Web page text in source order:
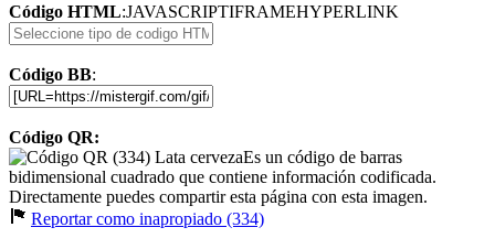
Código HTML:JAVASCRIPTIFRAMEHYPERLINK
Código BB:
Código QR:
Es un código de barras
bidimensional cuadrado que contiene información codificada.
Directamente puedes compartir esta página con esta imagen.
Reportar como inapropiado (334)